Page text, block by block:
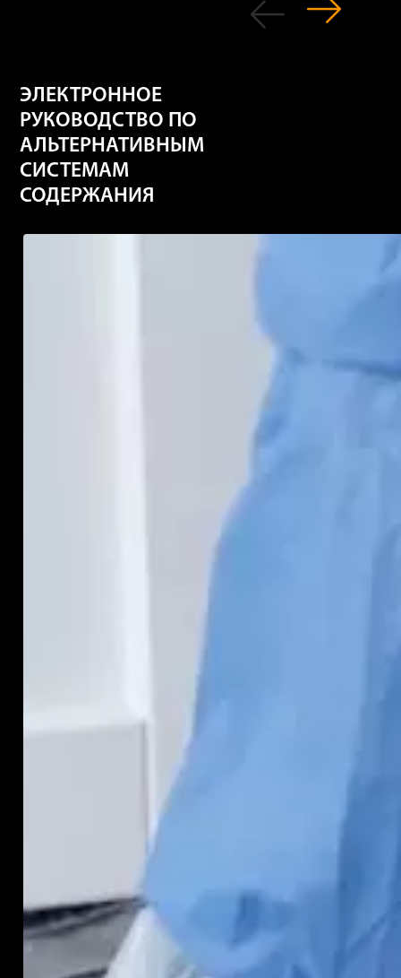
ЭЛЕКТРОННОЕ
РУКОВОДСТВО ПО
АЛЬТЕРНАТИВНЫМ
СИСТЕМАМ
СОДЕРЖАНИЯ